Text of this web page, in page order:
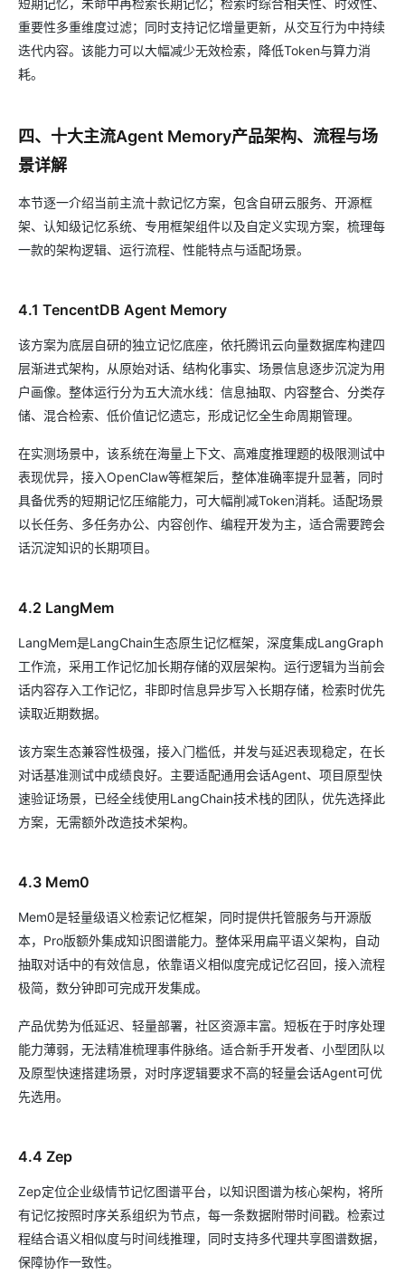
短期记忆，未命中再检索长期记忆；检索时综合相关性、时效性、
重要性多重维度过滤；同时支持记忆增量更新，从交互行为中持续
迭代内容。该能力可以大幅减少无效检索，降低Token与算力消
耗。
四、十大主流Agent Memory产品架构、流程与场
景详解
本节逐一介绍当前主流十款记忆方案，包含自研云服务、开源框
架、认知级记忆系统、专用框架组件以及自定义实现方案，梳理每
一款的架构逻辑、运行流程、性能特点与适配场景。
4.1 TencentDB Agent Memory
该方案为底层自研的独立记忆底座，依托腾讯云向量数据库构建四
层渐进式架构，从原始对话、结构化事实、场景信息逐步沉淀为用
户画像。整体运行分为五大流水线：信息抽取、内容整合、分类存
储、混合检索、低价值记忆遗忘，形成记忆全生命周期管理。
在实测场景中，该系统在海量上下文、高难度推理题的极限测试中
表现优异，接入OpenClaw等框架后，整体准确率提升显著，同时
具备优秀的短期记忆压缩能力，可大幅削减Token消耗。适配场景
以长任务、多任务办公、内容创作、编程开发为主，适合需要跨会
话沉淀知识的长期项目。
4.2 LangMem
LangMem是LangChain生态原生记忆框架，深度集成LangGraph
工作流，采用工作记忆加长期存储的双层架构。运行逻辑为当前会
话内容存入工作记忆，非即时信息异步写入长期存储，检索时优先
读取近期数据。
该方案生态兼容性极强，接入门槛低，并发与延迟表现稳定，在长
对话基准测试中成绩良好。主要适配通用会话Agent、项目原型快
速验证场景，已经全线使用LangChain技术栈的团队，优先选择此
方案，无需额外改造技术架构。
4.3 Mem0
Mem0是轻量级语义检索记忆框架，同时提供托管服务与开源版
本，Pro版额外集成知识图谱能力。整体采用扁平语义架构，自动
抽取对话中的有效信息，依靠语义相似度完成记忆召回，接入流程
极简，数分钟即可完成开发集成。
产品优势为低延迟、轻量部署，社区资源丰富。短板在于时序处理
能力薄弱，无法精准梳理事件脉络。适合新手开发者、小型团队以
及原型快速搭建场景，对时序逻辑要求不高的轻量会话Agent可优
先选用。
4.4 Zep
Zep定位企业级情节记忆图谱平台，以知识图谱为核心架构，将所
有记忆按照时序关系组织为节点，每一条数据附带时间戳。检索过
程结合语义相似度与时间线推理，同时支持多代理共享图谱数据，
保障协作一致性。